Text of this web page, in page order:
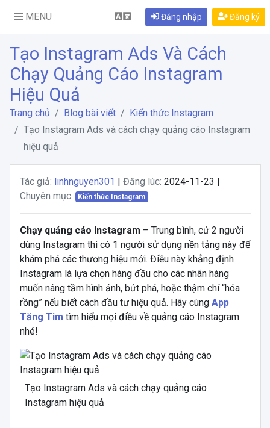
MENU Đăng nhập Đăng ký
Tạo Instagram Ads Và Cách
Chạy Quảng Cáo Instagram
Hiệu Quả
Trang chủ Blog bài viết
Kiến thức Instagram
Tạo Instagram Ads và cách chạy quảng cáo Instagram
hiệu quả
Tác giả: linhnguyen301 | Đăng lúc: 2024-11-23 |
Chuyên mục:
Kiến thức Instagram
Chạy quảng cáo Instagram – Trung bình, cứ 2 người
dùng Instagram thì có 1 người sử dụng nền tảng này để
khám phá các thương hiệu mới. Điều này khẳng định
Instagram là lựa chọn hàng đầu cho các nhãn hàng
muốn nâng tầm hình ảnh, bứt phá, hoặc thậm chí “hóa
rồng” nếu biết cách đầu tư hiệu quả. Hãy cùng App
Tăng Tim tìm hiểu mọi điều về quảng cáo Instagram
nhé!
Tạo Instagram Ads và cách chạy quảng cáo
Instagram hiệu quả